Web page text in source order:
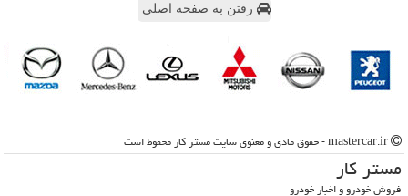
رفتن به صفحه اصلی
مستر كار
فروش خودرو و اخبار خودرو